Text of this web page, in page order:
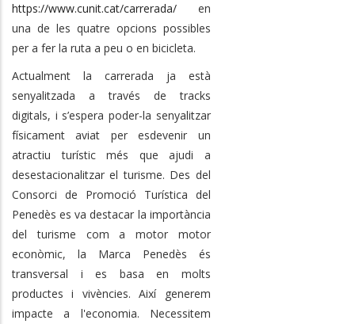
https://www.cunit.cat/carrerada/ en
una de les quatre opcions possibles
per a fer la ruta a peu o en bicicleta.
Actualment la carrerada ja està
senyalitzada a través de tracks
digitals, i s’espera poder-la senyalitzar
físicament aviat per esdevenir un
atractiu turístic més que ajudi a
desestacionalitzar el turisme. Des del
Consorci de Promoció Turística del
Penedès es va destacar la importància
del turisme com a motor motor
econòmic, la Marca Penedès és
transversal i es basa en molts
productes i vivències. Així generem
impacte a l'economia. Necessitem